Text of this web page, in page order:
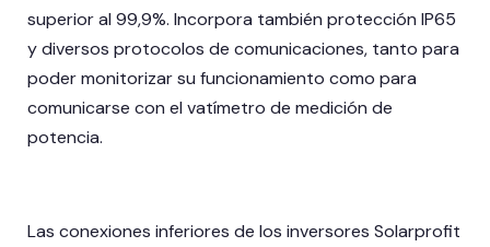
superior al 99,9%. Incorpora también protección IP65
y diversos protocolos de comunicaciones, tanto para
poder monitorizar su funcionamiento como para
comunicarse con el vatímetro de medición de
potencia.
Las conexiones inferiores de los inversores Solarprofit